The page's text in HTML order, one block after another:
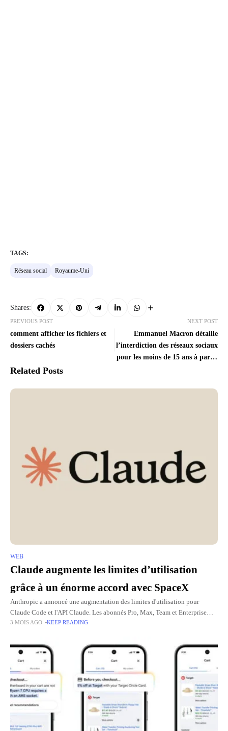
TAGS:
Réseau social Royaume-Uni
Shares:
PREVIOUS POST
comment afficher les fichiers et
dossiers cachés
NEXT POST
Emmanuel Macron détaille
l’interdiction des réseaux sociaux
pour les moins de 15 ans à partir
Related Posts
WEB
Claude augmente les limites d’utilisation
grâce à un énorme accord avec SpaceX
Anthropic a annoncé une augmentation des limites d'utilisation pour
Claude Code et l'API Claude. Les abonnés Pro, Max, Team et Enterprise
pourront notamment envoyer plus de requêtes et bénéficier de
3 MOIS AGO KEEP READING